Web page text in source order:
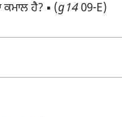
ਕਮਾਲ ਹੈ? ▪ (g14 09-E)